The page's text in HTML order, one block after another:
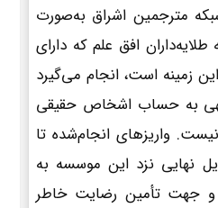
مترجمین اشراق به‌صورت
افق علم که دارای
زمینه است، انجام می‌گیرد
به حساب اشخاص حقیقی
واریزهای انجام‌شده تا
نهایی نزد این موسسه به
و جهت تأمین رضایت خاطر